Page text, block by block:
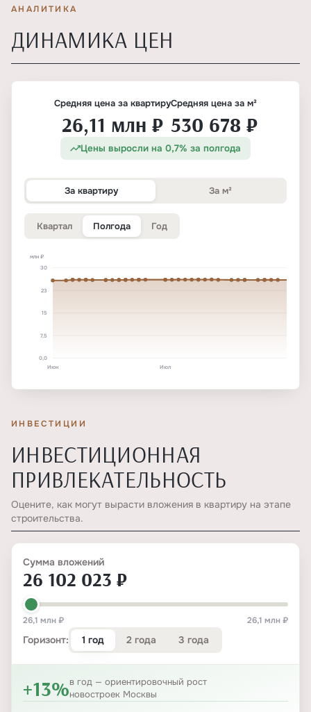
АНАЛИТИКА
ДИНАМИКА ЦЕН
Средняя цена за квартиру
26,11 млн ₽
Средняя цена за м²
530 678 ₽
Цены выросли на 0,7% за полгода
За квартиру За м²
Квартал Полгода Год
30
23
15
7,5
0,0
млн ₽
Июн Июл
ИНВЕСТИЦИИ
ИНВЕСТИЦИОННАЯ
ПРИВЛЕКАТЕЛЬНОСТЬ
Оцените, как могут вырасти вложения в квартиру на этапе
строительства.
Сумма вложений
26 102 023 ₽
26,1 млн ₽ 26,1 млн ₽
Горизонт: 1 год 2 года 3 года
+13%в год — ориентировочный рост
новостроек Москвы